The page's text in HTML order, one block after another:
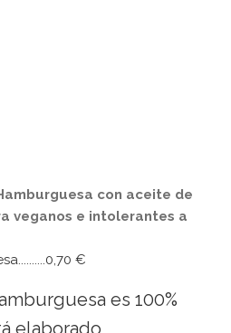
con aceite de
veganos e intolerantes a
€
es 100%
elaborado